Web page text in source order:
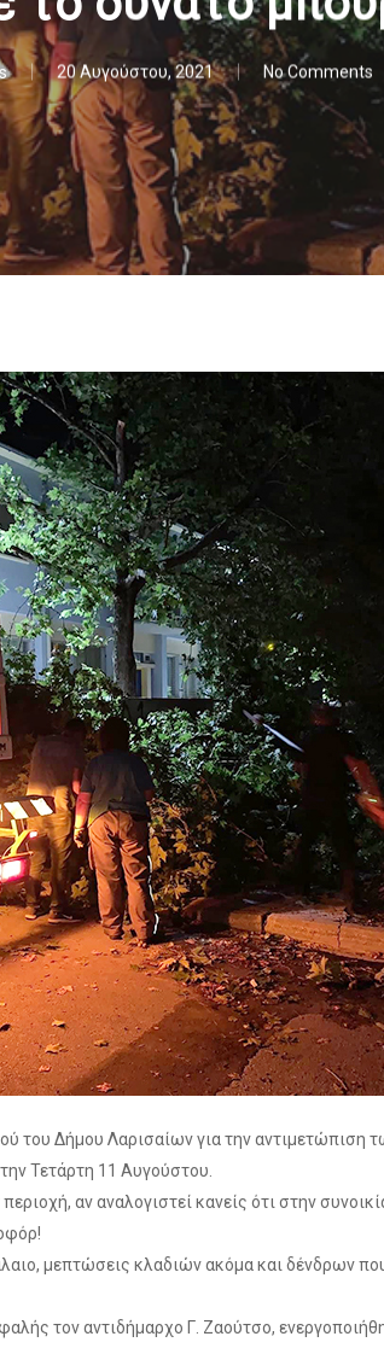
20 Αυγούστου, 2021 No Comments
του Δήμου Λαρισαίων για την
Τετάρτη 11 Αυγούστου.
αν αναλογιστεί κανείς ότι στην
μεπτώσεις κλαδιών ακόμα και δένδρων
τον αντιδήμαρχο Γ. Ζαούτσο,